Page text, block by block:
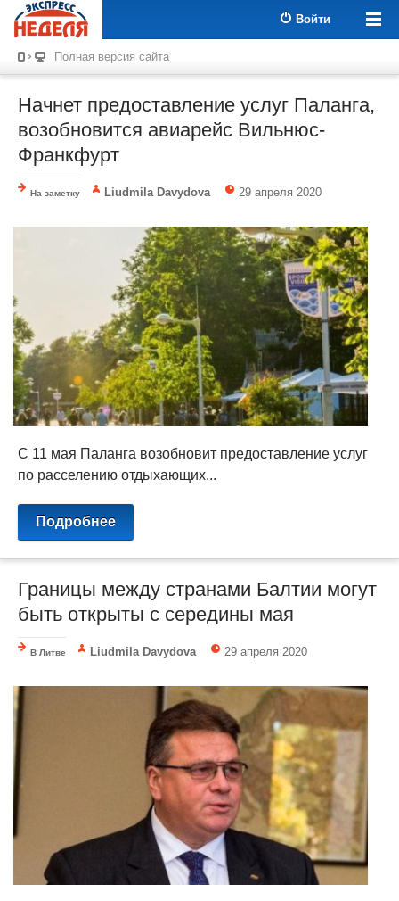
Войти
Полная версия сайта
Начнет предоставление услуг Паланга,
возобновится авиарейс Вильнюс-
Франкфурт
На заметку Liudmila Davydova 29 апреля 2020
С 11 мая Паланга возобновит предоставление услуг
по расселению отдыхающих...
Подробнее
Границы между странами Балтии могут
быть открыты с середины мая
В Литве Liudmila Davydova 29 апреля 2020